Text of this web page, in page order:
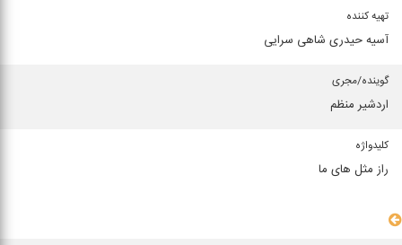
تهیه كننده
آسیه حیدری شاهی سرایی
گوینده/مجری
اردشیر منظم
كلیدواژه
راز مثل های ما